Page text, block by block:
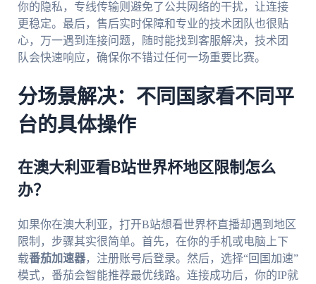
你的隐私，专线传输则避免了公共网络的干扰，让连接
更稳定。最后，售后实时保障和专业的技术团队也很贴
心，万一遇到连接问题，随时能找到客服解决，技术团
队会快速响应，确保你不错过任何一场重要比赛。
分场景解决：不同国家看不同平
台的具体操作
在澳大利亚看B站世界杯地区限制怎么
办？
如果你在澳大利亚，打开B站想看世界杯直播却遇到地区
限制，步骤其实很简单。首先，在你的手机或电脑上下
载番茄加速器，注册账号后登录。然后，选择“回国加速”
模式，番茄会智能推荐最优线路。连接成功后，你的IP就